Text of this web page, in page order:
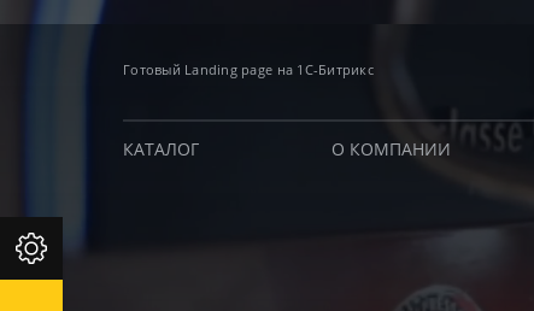
Готовый Landing page на 1С-Битрикс
КАТАЛОГ О КОМПАНИИ